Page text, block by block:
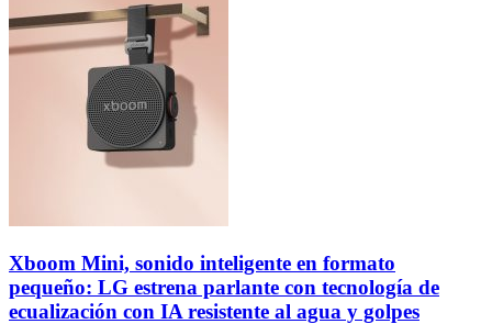
Xboom Mini, sonido inteligente en formato
pequeño: LG estrena parlante con tecnología de
ecualización con IA resistente al agua y golpes